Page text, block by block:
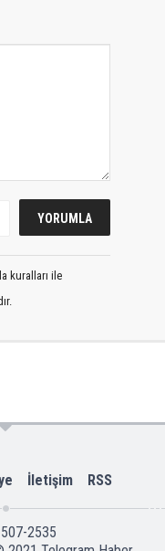
kuralları ile
İletişim RSS
2535